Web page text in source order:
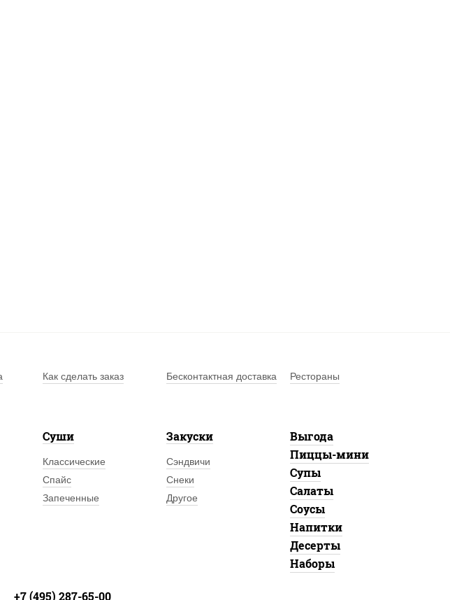
Как сделать заказ Бесконтактная доставка
Рестораны
Суши
Классические
Спайс
Запеченные
Закуски
Сэндвичи
Снеки
Другое
Выгода
Пиццы-мини
Супы
Салаты
Соусы
Напитки
Десерты
Наборы
+7 (495) 287-65-00